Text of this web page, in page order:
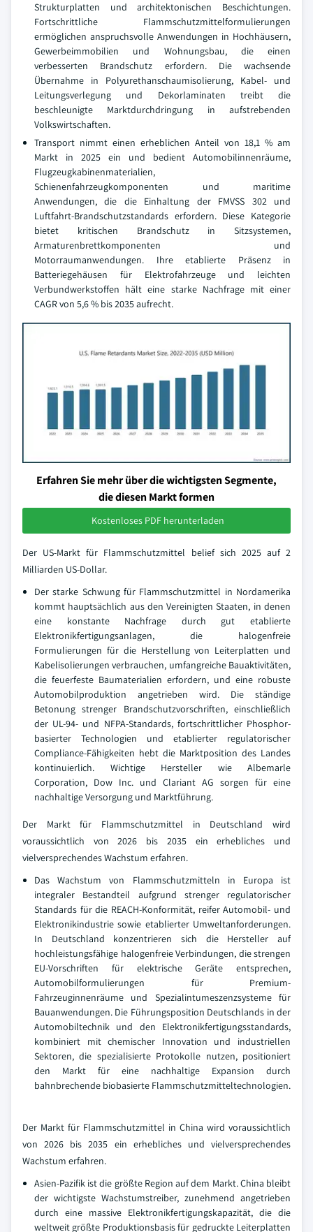
Strukturplatten und architektonischen Beschichtungen.
Fortschrittliche Flammschutzmittelformulierungen
ermöglichen anspruchsvolle Anwendungen in Hochhäusern,
Gewerbeimmobilien und Wohnungsbau, die einen
verbesserten Brandschutz erfordern. Die wachsende
Übernahme in Polyurethanschaumisolierung, Kabel- und
Leitungsverlegung und Dekorlaminaten treibt die
beschleunigte Marktdurchdringung in aufstrebenden
Volkswirtschaften.
Transport nimmt einen erheblichen Anteil von 18,1 % am
Markt in 2025 ein und bedient Automobilinnenräume,
Flugzeugkabinenmaterialien,
Schienenfahrzeugkomponenten und maritime
Anwendungen, die die Einhaltung der FMVSS 302 und
Luftfahrt-Brandschutzstandards erfordern. Diese Kategorie
bietet kritischen Brandschutz in Sitzsystemen,
Armaturenbrettkomponenten und
Motorraumanwendungen. Ihre etablierte Präsenz in
Batteriegehäusen für Elektrofahrzeuge und leichten
Verbundwerkstoffen hält eine starke Nachfrage mit einer
CAGR von 5,6 % bis 2035 aufrecht.
Erfahren Sie mehr über die wichtigsten Segmente,
die diesen Markt formen
Kostenloses PDF herunterladen
Der US-Markt für Flammschutzmittel belief sich 2025 auf 2
Milliarden US-Dollar.
Der starke Schwung für Flammschutzmittel in Nordamerika
kommt hauptsächlich aus den Vereinigten Staaten, in denen
eine konstante Nachfrage durch gut etablierte
Elektronikfertigungsanlagen, die halogenfreie
Formulierungen für die Herstellung von Leiterplatten und
Kabelisolierungen verbrauchen, umfangreiche Bauaktivitäten,
die feuerfeste Baumaterialien erfordern, und eine robuste
Automobilproduktion angetrieben wird. Die ständige
Betonung strenger Brandschutzvorschriften, einschließlich
der UL-94- und NFPA-Standards, fortschrittlicher Phosphor-
basierter Technologien und etablierter regulatorischer
Compliance-Fähigkeiten hebt die Marktposition des Landes
kontinuierlich. Wichtige Hersteller wie Albemarle
Corporation, Dow Inc. und Clariant AG sorgen für eine
nachhaltige Versorgung und Marktführung.
Der Markt für Flammschutzmittel in Deutschland wird
voraussichtlich von 2026 bis 2035 ein erhebliches und
vielversprechendes Wachstum erfahren.
Das Wachstum von Flammschutzmitteln in Europa ist
integraler Bestandteil aufgrund strenger regulatorischer
Standards für die REACH-Konformität, reifer Automobil- und
Elektronikindustrie sowie etablierter Umweltanforderungen.
In Deutschland konzentrieren sich die Hersteller auf
hochleistungsfähige halogenfreie Verbindungen, die strengen
EU-Vorschriften für elektrische Geräte entsprechen,
Automobilformulierungen für Premium-
Fahrzeuginnenräume und Spezialintumeszenzsysteme für
Bauanwendungen. Die Führungsposition Deutschlands in der
Automobiltechnik und den Elektronikfertigungsstandards,
kombiniert mit chemischer Innovation und industriellen
Sektoren, die spezialisierte Protokolle nutzen, positioniert
den Markt für eine nachhaltige Expansion durch
bahnbrechende biobasierte Flammschutzmitteltechnologien.
Der Markt für Flammschutzmittel in China wird voraussichtlich
von 2026 bis 2035 ein erhebliches und vielversprechendes
Wachstum erfahren.
Asien-Pazifik ist die größte Region auf dem Markt. China bleibt
der wichtigste Wachstumstreiber, zunehmend angetrieben
durch eine massive Elektronikfertigungskapazität, die die
weltweit größte Produktionsbasis für gedruckte Leiterplatten